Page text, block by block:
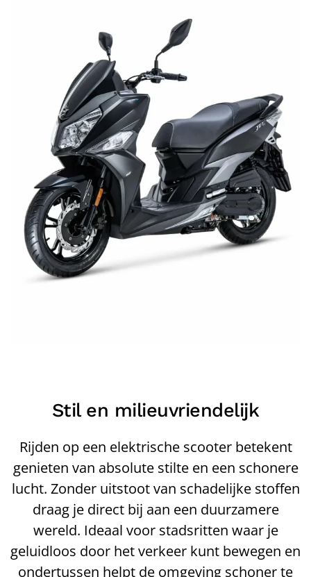
Stil en milieuvriendelijk
Rijden op een elektrische scooter betekent
genieten van absolute stilte en een schonere
lucht. Zonder uitstoot van schadelijke stoffen
draag je direct bij aan een duurzamere
wereld. Ideaal voor stadsritten waar je
geluidloos door het verkeer kunt bewegen en
ondertussen helpt de omgeving schoner te